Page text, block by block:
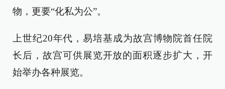
物，更要“化私为公”。
上世纪20年代，易培基成为故宫博物院首任院
长后，故宫可供展览开放的面积逐步扩大，开
始举办各种展览。